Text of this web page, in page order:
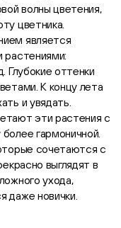
волны цветения,
цветника.
является
растениями:
Глубокие оттенки
К концу лета
и увядать.
эти растения с
гармоничной.
сочетаются с
выглядят в
ухода,
даже новички.